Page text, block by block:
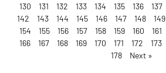
130
131 132 133 134 135 136 137
142
143 144 145 146 147 148 149
154
155 156 157 158 159 160 161
166
167 168 169 170 171 172 173
178
Next »